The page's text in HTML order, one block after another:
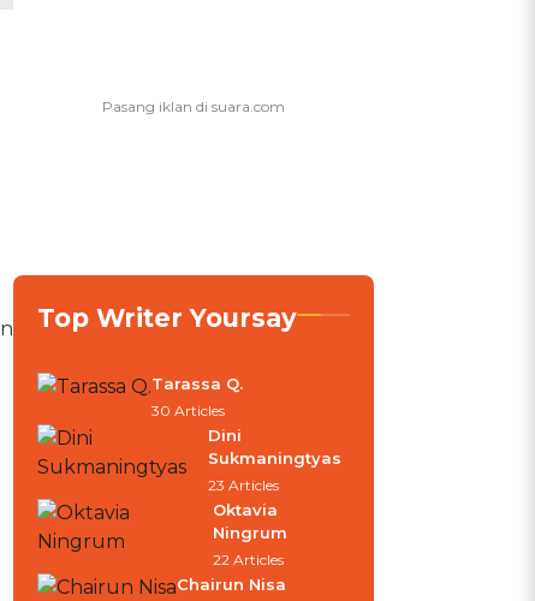
Top Writer Yoursay
Tarassa Q.
30 Articles
Dini
Sukmaningtyas
23 Articles
Oktavia
Ningrum
22 Articles
Chairun Nisa